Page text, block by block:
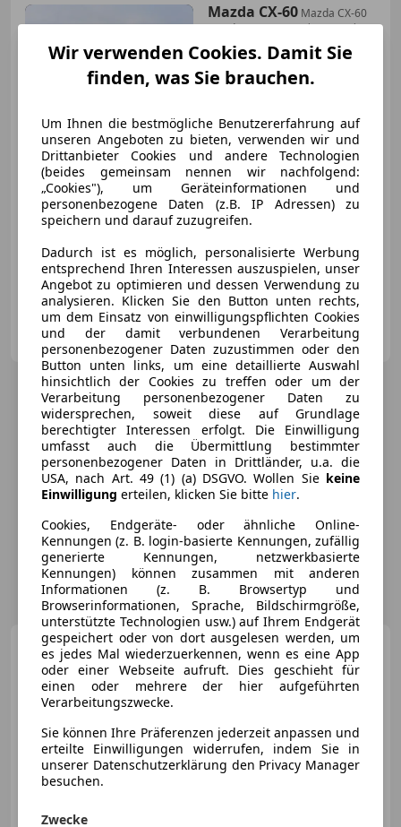
Mazda CX-60 Mazda CX-60
Mazda CX-60 PHEV | 327 PS |
Allrad | Premium SUV
€ 36 250
03/2023 85 000 km
Elektro/Benzin
241 kW (328 PS)
Privat
AT-5280 Braunau am Inn
Mazda 21.25l Comfort
Wir verwenden Cookies. Damit Sie
finden, was Sie brauchen.
Um Ihnen die bestmögliche Benutzererfahrung auf
unseren Angeboten zu bieten, verwenden wir und
Drittanbieter Cookies und andere Technologien
(beides gemeinsam nennen wir nachfolgend:
„Cookies"), um Geräteinformationen und
personenbezogene Daten (z.B. IP Adressen) zu
speichern und darauf zuzugreifen.
Dadurch ist es möglich, personalisierte Werbung
entsprechend Ihren Interessen auszuspielen, unser
Angebot zu optimieren und dessen Verwendung zu
analysieren. Klicken Sie den Button unten rechts,
um dem Einsatz von einwilligungspflichten Cookies
und der damit verbundenen Verarbeitung
personenbezogener Daten zuzustimmen oder den
Button unten links, um eine detaillierte Auswahl
hinsichtlich der Cookies zu treffen oder um der
Verarbeitung personenbezogener Daten zu
widersprechen, soweit diese auf Grundlage
berechtigter Interessen erfolgt. Die Einwilligung
umfasst auch die Übermittlung bestimmter
personenbezogener Daten in Drittländer, u.a. die
USA, nach Art. 49 (1) (a) DSGVO. Wollen Sie keine
Einwilligung erteilen, klicken Sie bitte hier.
Cookies, Endgeräte- oder ähnliche Online-
Kennungen (z. B. login-basierte Kennungen, zufällig
generierte Kennungen, netzwerkbasierte
Kennungen) können zusammen mit anderen
Informationen (z. B. Browsertyp und
Browserinformationen, Sprache, Bildschirmgröße,
unterstützte Technologien usw.) auf Ihrem Endgerät
gespeichert oder von dort ausgelesen werden, um
es jedes Mal wiederzuerkennen, wenn es eine App
oder einer Webseite aufruft. Dies geschieht für
einen oder mehrere der hier aufgeführten
Verarbeitungszwecke.
Sie können Ihre Präferenzen jederzeit anpassen und
erteilte Einwilligungen widerrufen, indem Sie in
unserer Datenschutzerklärung den Privacy Manager
besuchen.
Zwecke